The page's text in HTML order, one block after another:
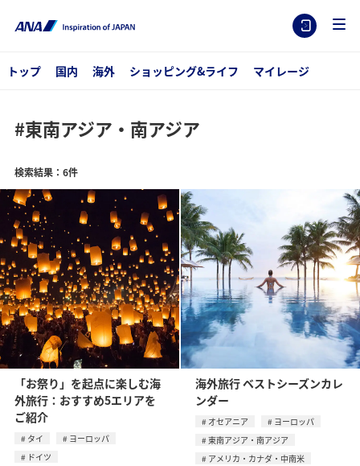
トップ 国内 海外 ショッピング&ライフ マイレージ
#東南アジア・南アジア
検索結果：6件
「お祭り」を起点に楽しむ海
外旅行：おすすめ5エリアを
ご紹介
タイ
ヨーロッパ
ドイツ
海外旅行 ベストシーズンカレ
ンダー
オセアニア
ヨーロッパ
東南アジア・南アジア
アメリカ・カナダ・中南米